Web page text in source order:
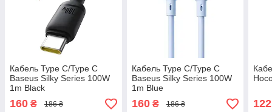
Кабель Type C/Type C
Baseus Silky Series 100W
1m Black
160 ₴ 186 ₴
Кабель Type C/Type C
Baseus Silky Series 100W
1m Blue
160₴ 186 ₴ 122